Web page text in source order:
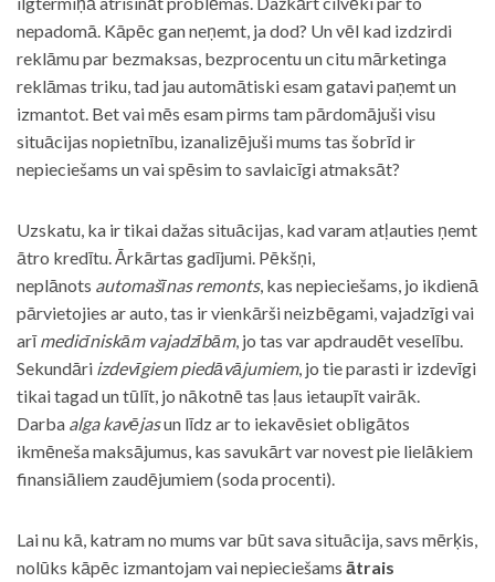
nepadomā. Kāpēc gan neņemt, ja dod? Un vēl kad izdzirdi
reklāmu par bezmaksas, bezprocentu un citu mārketinga
reklāmas triku, tad jau automātiski esam gatavi paņemt un
izmantot. Bet vai mēs esam pirms tam pārdomājuši visu
situācijas nopietnību, izanalizējuši mums tas šobrīd ir
nepieciešams un vai spēsim to savlaicīgi atmaksāt?
Uzskatu, ka ir tikai dažas situācijas, kad varam atļauties ņemt
ātro kredītu. Ārkārtas gadījumi. Pēkšņi,
neplānots automašīnas remonts, kas nepieciešams, jo ikdienā
pārvietojies ar auto, tas ir vienkārši neizbēgami, vajadzīgi vai
arīmedicīniskām vajadzībām, jo tas var apdraudēt veselību.
Sekundāri izdevīgiem piedāvājumiem, jo tie parasti ir izdevīgi
tikai tagad un tūlīt, jo nākotnē tas ļaus ietaupīt vairāk.
Darba alga kavējasun līdz ar to iekavēsiet obligātos
ikmēneša maksājumus, kas savukārt var novest pie lielākiem
finansiāliem zaudējumiem (soda procenti).
Lai nu kā, katram no mums var būt sava situācija, savs mērķis,
nolūks kāpēc izmantojam vai nepieciešams ātrais